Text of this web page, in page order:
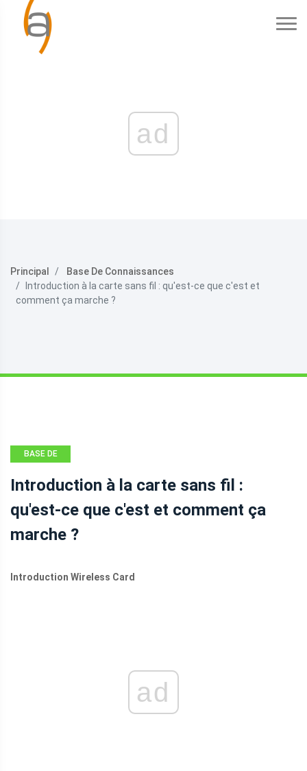
ad
Principal
Base De Connaissances
Introduction à la carte sans fil : qu'est-ce que c'est et
comment ça marche ?
BASE DE
Introduction à la carte sans fil :
qu'est-ce que c'est et comment ça
marche ?
Introduction Wireless Card
ad